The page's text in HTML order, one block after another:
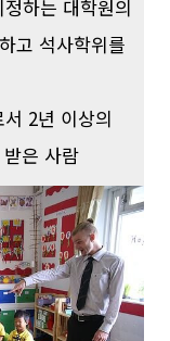
하는 대학원의
고 석사학위를
2년 이상의
은 사람